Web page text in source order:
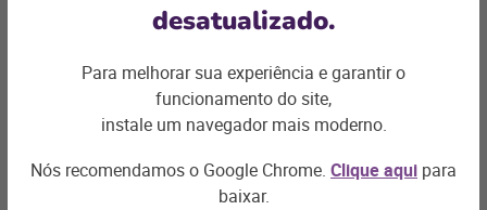
Ficou com
alguma dúvida?
Podemos te ajudar com os desafios do seu negócio e
encontrar asolução ideal
desatualizado.
Para melhorar sua experiência e garantir o
funcionamento do site,
instale um navegador mais moderno.
Nós recomendamos o Google Chrome. Clique aqui para
baixar.